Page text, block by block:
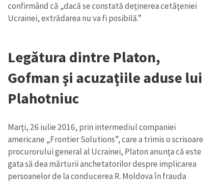
Trimite o informație
Despre ZdG
на русском
confirmând că „dacă se constată deţinerea cetăţeniei
Ucrainei, extrădarea nu va fi posibilă.”
Legătura dintre Platon,
Gofman şi acuzaţiile aduse lui
Plahotniuc
Marţi, 26 iulie 2016, prin intermediul companiei
americane „Frontier Solutions”, care a trimis o scrisoare
procurorului general al Ucrainei, Platon anunţa că este
gata să dea mărturii anchetatorilor despre implicarea
persoanelor de la conducerea R. Moldova în frauda